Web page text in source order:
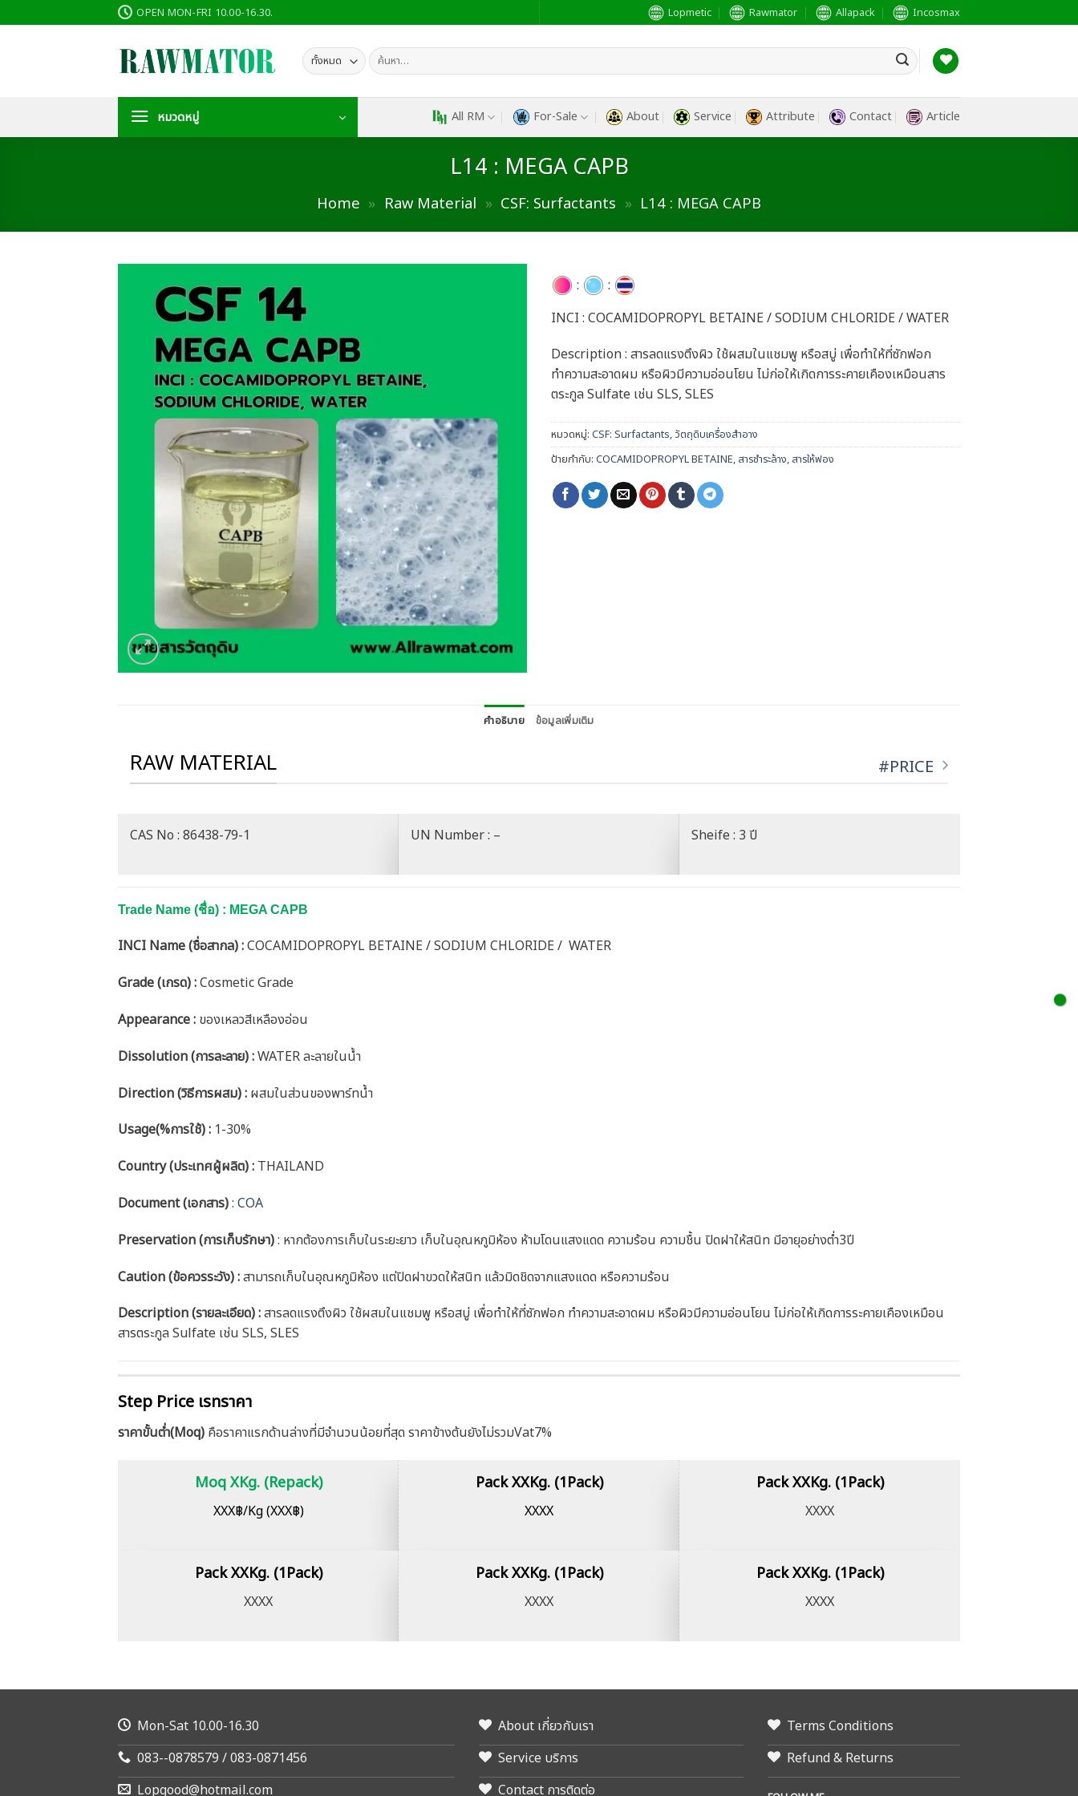
ไป
OPEN MON-FRI 10.00-16.30. Lopmetic Rawmator Allapack Incosmax
ค้นหา:
หมวดหมู่ All RM For-Sale About Service Attribute Contact Article
L14 : MEGA CAPB
Home » Raw Material » CSF: Surfactants » L14 : MEGA CAPB
:
:
INCI : COCAMIDOPROPYL BETAINE / SODIUM CHLORIDE / WATER
Description : สารลดแรงตึงผิว ใช้ผสมในแชมพู หรือสบู่ เพื่อทำให้ที่ซักฟอก
ทำความสะอาดผม หรือผิวมีความอ่อนโยน ไม่ก่อให้เกิดการระคายเคืองเหมือนสาร
ตระกูล Sulfate เช่น SLS, SLES
หมวดหมู่: CSF: Surfactants, วัตถุดิบเครื่องสำอาง
ป้ายกำกับ: COCAMIDOPROPYL BETAINE, สารชำระล้าง, สารให้ฟอง
คำอธิบาย ข้อมูลเพิ่มเติม
RAW MATERIAL #PRICE
CAS No : 86438-79-1 UN Number : – Sheife : 3 ปี
Trade Name (ชื่อ) : MEGA CAPB
INCI Name (ชื่อสากล) :COCAMIDOPROPYL BETAINE / SODIUM CHLORIDE / WATER
Grade (เกรด) :Cosmetic Grade
Appearance : ของเหลวสีเหลืองอ่อน
Dissolution (การละลาย) :WATER ละลายในน้ำ
Direction (วิธีการผสม) : ผสมในส่วนของพาร์ทน้ำ
Usage(%การใช้) : 1-30%
Country (ประเทศผู้ผลิต) : THAILAND
Document (เอกสาร): COA
Preservation (การเก็บรักษา): หากต้องการเก็บในระยะยาว เก็บในอุณหภูมิห้อง ห้ามโดนแสงแดด ความร้อน ความชื้น ปิดฝาให้สนิท มีอายุอย่างต่ำ3ปี
Caution (ข้อควรระวัง) :สามารถเก็บในอุณหภูมิห้อง แต่ปิดฝาขวดให้สนิท แล้วมิดชิดจากแสงแดด หรือความร้อน
Description (รายละเอียด) :สารลดแรงตึงผิว ใช้ผสมในแชมพู หรือสบู่ เพื่อทำให้ที่ซักฟอก ทำความสะอาดผม หรือผิวมีความอ่อนโยน ไม่ก่อให้เกิดการระคายเคืองเหมือน
สารตระกูล Sulfate เช่น SLS, SLES
Step Price เรทราคา
ราคาขั้นต่ำ(Moq) คือราคาแรกด้านล่างที่มีจำนวนน้อยที่สุด ราคาข้างต้นยังไม่รวมVat7%
Moq XKg. (Repack)
XXX฿/Kg (XXX฿)
Pack XXKg. (1Pack)
XXXX
Pack XXKg. (1Pack)
XXXX
Pack XXKg. (1Pack)
XXXX
Pack XXKg. (1Pack)
XXXX
Pack XXKg. (1Pack)
XXXX
Mon-Sat 10.00-16.30
083--0878579 / 083-0871456
Lopgood@hotmail.com
About เกี่ยวกับเรา
Service บริการ
Contact การติดต่อ
Terms Conditions
Refund & Returns